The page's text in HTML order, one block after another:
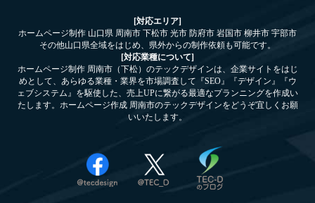
[対応エリア]
ホームページ制作 山口県 周南市 下松市 光市 防府市 岩国市 柳井市 宇部市
その他山口県全域をはじめ、県外からの制作依頼も可能です。
[対応業種について]
ホームページ制作 周南市（下松）のテックデザインは、企業サイトをはじ
めとして、あらゆる業種・業界を市場調査して『SEO』『デザイン』『ウ
ェブシステム』を駆使した、売上UPに繋がる最適なプランニングを作成い
たします。ホームページ作成 周南市のテックデザインをどうぞ宜しくお願
いいたします。